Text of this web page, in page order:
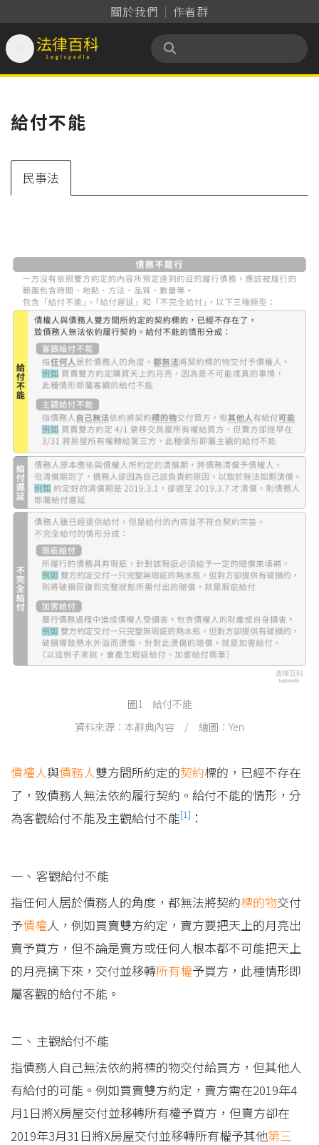
關於我們 作者群
法律百科 Legispedia
給付不能
民事法
圖1 給付不能
資料來源：本辭典內容 / 繪圖：Yen
債權人與債務人雙方間所約定的契約標的，已經不存在
了，致債務人無法依約履行契約。給付不能的情形，分
為客觀給付不能及主觀給付不能[1] ：
客觀給付不能
指任何人居於債務人的角度，都無法將契約標的物交付
予債權人，例如買賣雙方約定，賣方要把天上的月亮出
賣予買方，但不論是賣方或任何人根本都不可能把天上
的月亮摘下來，交付並移轉所有權予買方，此種情形即
屬客觀的給付不能。
主觀給付不能
指債務人自己無法依約將標的物交付給買方，但其他人
有給付的可能。例如買賣雙方約定，賣方需在2019年4
月1日將X房屋交付並移轉所有權予買方，但賣方卻在
2019年3月31日將X房屋交付並移轉所有權予其他第三